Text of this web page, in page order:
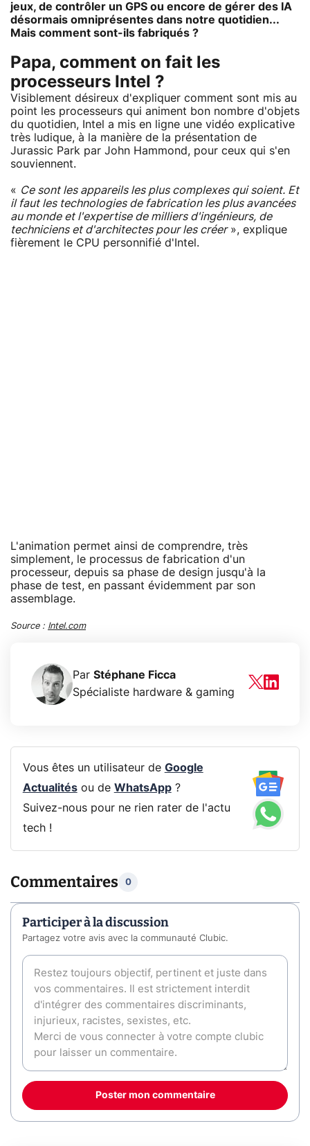
jeux, de contrôler un GPS ou encore de gérer des IA
désormais omniprésentes dans notre quotidien...
Mais comment sont-ils fabriqués ?
Papa, comment on fait les
processeurs Intel ?
Visiblement désireux d'expliquer comment sont mis au
point les processeurs qui animent bon nombre d'objets
du quotidien, Intel a mis en ligne une vidéo explicative
très ludique, à la manière de la présentation de
Jurassic Park par John Hammond, pour ceux qui s'en
souviennent.
« Ce sont les appareils les plus complexes qui soient. Et
il faut les technologies de fabrication les plus avancées
au monde et l'expertise de milliers d'ingénieurs, de
techniciens et d'architectes pour les créer», explique
fièrement le CPU personnifié d'Intel.
L'animation permet ainsi de comprendre, très
simplement, le processus de fabrication d'un
processeur, depuis sa phase de design jusqu'à la
phase de test, en passant évidemment par son
assemblage.
Source : Intel.com
Par Stéphane Ficca
Spécialiste hardware & gaming
Vous êtes un utilisateur de Google
Actualitésou de WhatsApp?
Suivez-nous pour ne rien rater de l'actu
tech !
Commentaires 0
Participer à la discussion
Partagez votre avis avec la communauté Clubic.
Poster mon commentaire